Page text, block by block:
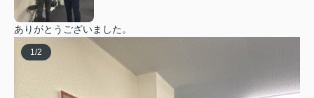
ありがとうございました。
1/2